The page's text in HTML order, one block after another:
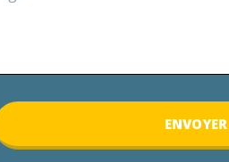
ENVOYER